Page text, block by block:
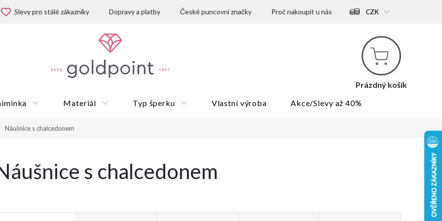
Slevy pro stálé zákazníky Dopravy a platby České puncovní značky Proč nakoupit u nás CZK
Nákupní
košík
Prázdný košík
Materiál Typ šperku Vlastní výroba Akce/Slevy až 40%
Náušnice s chalcedonem
s chalcedonem